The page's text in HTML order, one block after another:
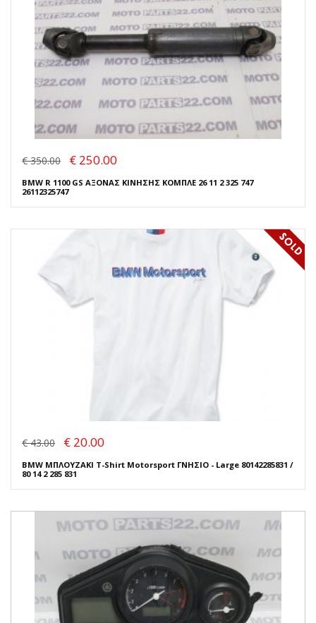
€ 350.00 € 250.00
BMW R 1100 GS ΑΞΟΝΑΣ ΚΙΝΗΣΗΣ ΚΟΜΠΛΕ 26 11 2 325 747
26112325747
€ 43.00 € 20.00
BMW ΜΠΛΟΥΖΑΚΙ T-Shirt Motorsport ΓΝΗΣΙΟ - Large 80142285831 /
80 14 2 285 831